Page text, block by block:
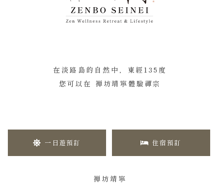
在淡路島的自然中，東經135度
您可以在 禅坊靖寧體驗禪宗
一日遊預訂 住宿預訂
禅坊靖寧